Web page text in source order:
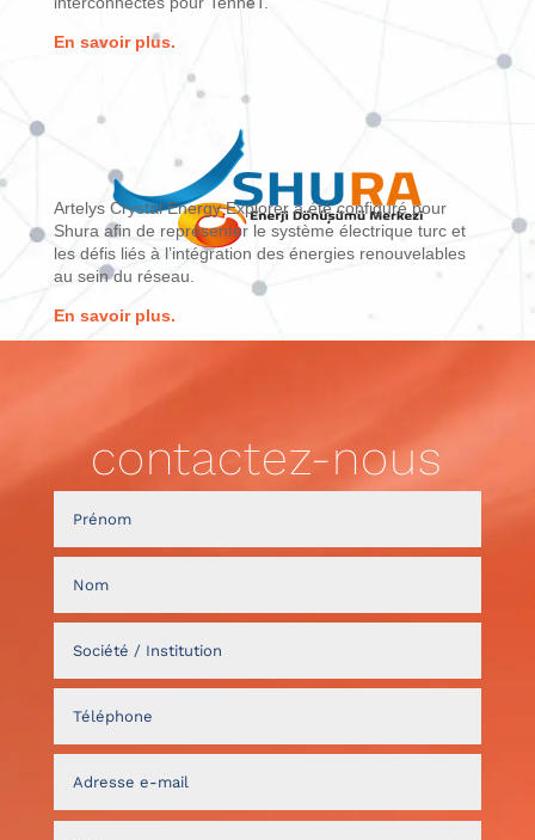
En savoir plus.
Artelys Crystal Energy Explorer a été configuré pour
Shura afin de représenter le système électrique turc et
les défis liés à l’intégration des énergies renouvelables
au sein du réseau.
En savoir plus.
contactez-nous